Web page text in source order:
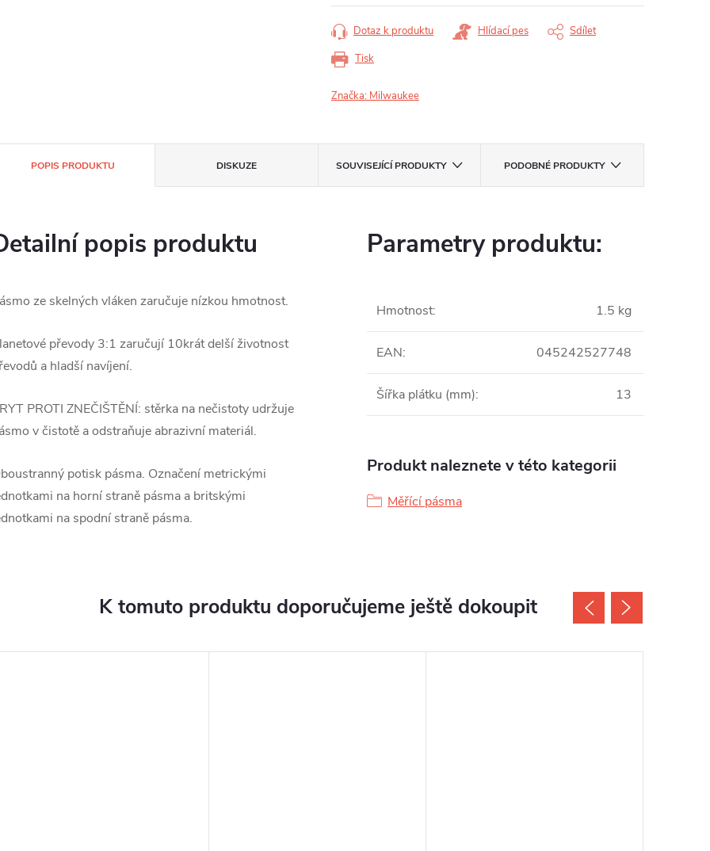
Tisk
Dotaz k produktu Hlídací pes Sdílet
Značka: Milwaukee
POPIS PRODUKTU DISKUZE SOUVISEJÍCÍ PRODUKTY PODOBNÉ PRODUKTY
popis produktu
ze skelných vláken zaručuje nízkou hmotnost.
převody 3:1 zaručují 10krát delší životnost
a hladší navíjení.
PROTI ZNEČIŠTĚNÍ: stěrka na nečistoty udržuje
v čistotě a odstraňuje abrazivní materiál.
potisk pásma. Označení metrickými
na horní straně pásma a britskými
na spodní straně pásma.
Parametry produktu:
Hmotnost: 1.5 kg
EAN: 045242527748
Šířka plátku (mm): 13
Produkt naleznete v této kategorii
Měřící pásma
K tomuto produktu doporučujeme ještě dokoupit